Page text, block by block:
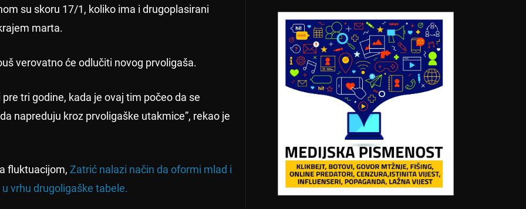
su skoru 17/1, koliko ima i drugoplasirani
marta.
verovatno će odlučiti novog prvoligaša.
tri godine, kada je ovaj tim počeo da se
napreduju kroz prvoligaške utakmice”, rekao je
fluktuacijom, Zatrić nalazi način da oformi mlad i
vrhu drugoligaške tabele.